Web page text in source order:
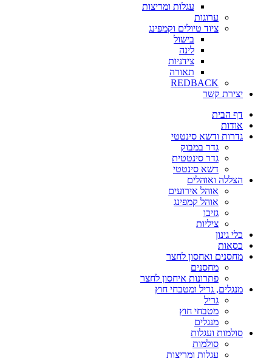
עגלות ומריצות
ערוגות
ציוד טיולים וקמפינג
בישול
לינה
צידניות
תאורה
REDBACK
יצירת קשר
דף הבית
אודות
גדרות ודשא סינטטי
גדר במבוק
גדר סינטטית
דשא סינטטי
הצללה ואוהלים
אוהל אירועים
אוהל קמפינג
גזיבו
ציליות
כלי גינון
כסאות
מחסנים ואחסון לחצר
מחסנים
פתרונות איחסון לחצר
מנגלים, גריל ומטבחי חוץ
גריל
מטבחי חוץ
מנגלים
סולמות ועגלות
סולמות
עגלות ומריצות